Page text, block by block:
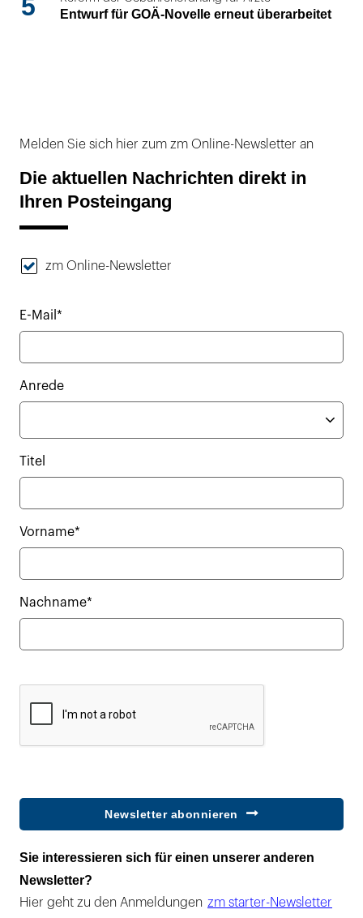
5 Entwurf für GOÄ-Novelle erneut überarbeitet
Melden Sie sich hier zum zm Online-Newsletter an
Die aktuellen Nachrichten direkt in
Ihren Posteingang
zm Online-Newsletter
E-Mail*
Anrede
Titel
Vorname*
Nachname*
Newsletter abonnieren
Sie interessieren sich für einen unserer anderen
Newsletter?
Hier geht zu den Anmeldungen zm starter-Newsletter